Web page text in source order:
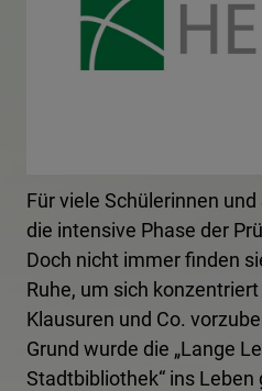
Für viele Schülerinnen
die intensive Phase der
Doch nicht immer finden
Ruhe, um sich
Klausuren und Co.
Grund wurde die „Lange
Stadtbibliothek“ ins